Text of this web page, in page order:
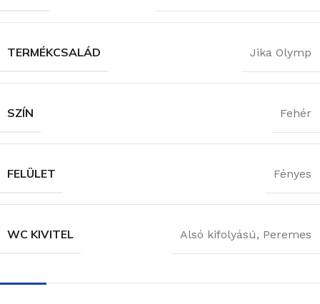
TERMÉKCSALÁD Jika Olymp
SZÍN Fehér
FELÜLET Fényes
WC KIVITEL Alsó kifolyású, Peremes